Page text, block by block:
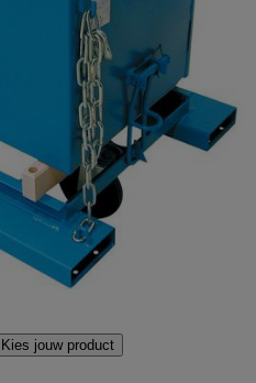
Kies jouw product